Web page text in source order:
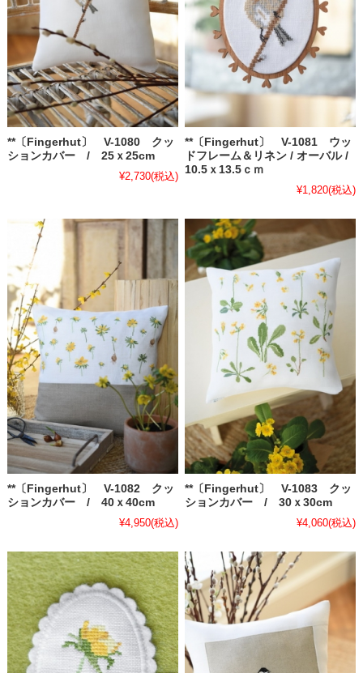
**〔Fingerhut〕 V-1080 クッ
ションカバー / 25ｘ25cm
¥2,730(税込)
**〔Fingerhut〕 V-1081 ウッ
ドフレーム＆リネン / オーバル /
10.5ｘ13.5ｃｍ
¥1,820(税込)
**〔Fingerhut〕 V-1082 クッ
ションカバー / 40ｘ40cm
¥4,950(税込)
**〔Fingerhut〕 V-1083 クッ
ションカバー / 30ｘ30cm
¥4,060(税込)